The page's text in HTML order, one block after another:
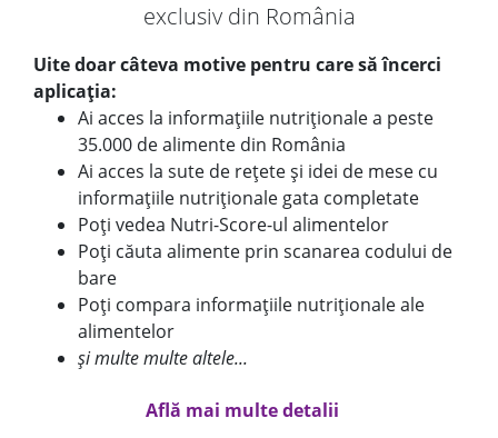
exclusiv din România
Uite doar câteva motive pentru care să încerci
aplicația:
Ai acces la informațiile nutriționale a peste
35.000 de alimente din România
Ai acces la sute de rețete și idei de mese cu
informațiile nutriționale gata completate
Poți vedea Nutri-Score-ul alimentelor
Poți căuta alimente prin scanarea codului de
bare
Poți compara informațiile nutriționale ale
alimentelor
și multe multe altele...
Află mai multe detalii